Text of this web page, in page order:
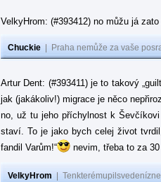
VelkyHrom: (#393412) no můžu já
Chuckie Praha nemůže za vaše
Artur Dent: (#393411) je to takový
jak (jakákoliv!) migrace je něco
no, už tu jeho příchylnost k
staví. To je jako bych celej život
fandil Varům!“
nevim, třeba to za
VelkyHrom